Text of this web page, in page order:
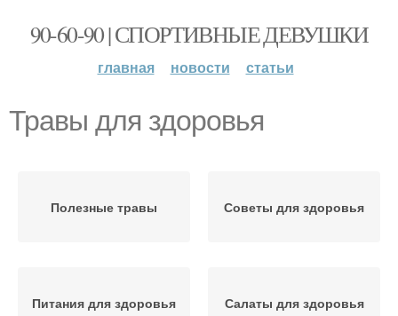
90-60-90 | СПОРТИВНЫЕ ДЕВУШКИ
главная новости статьи
Травы для здоровья
Полезные травы Советы для здоровья
Питания для здоровья Салаты для здоровья